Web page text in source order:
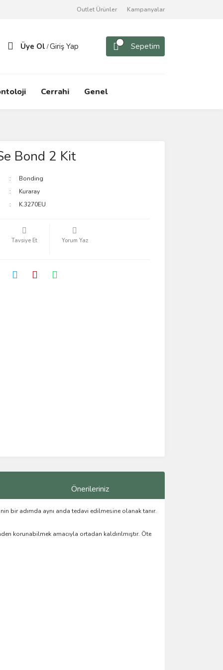
Outlet Ürünler Kampanyalar
Üye Ol /Giriş Yap Sepetim
Cerrahi Genel
Bond 2 Kit
Bonding
Kuraray
K.3270EU
Tavsiye Et Yorum Yaz
Önerileriniz
bir adımda aynı anda tedavi edilmesine olanak tanır.
korunabilmek amacıyla ortadan kaldırılmıştır. Öte